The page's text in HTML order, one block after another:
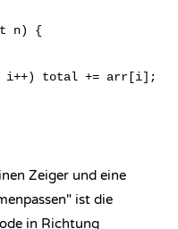
n) {
total += arr[i];
Zeiger und eine
ist die
in Richtung